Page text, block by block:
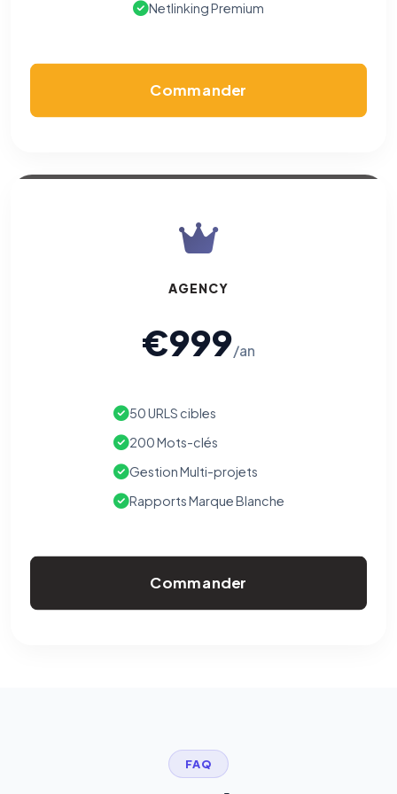
Netlinking Premium
Commander
AGENCY
€999/an
50 URLS cibles
200 Mots-clés
Gestion Multi-projets
Rapports Marque Blanche
Commander
FAQ